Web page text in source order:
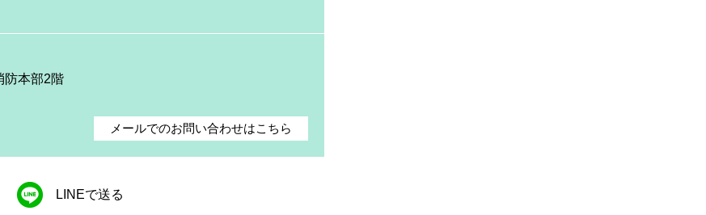
防本部2階
メールでのお問い合わせはこちら
LINEで送る